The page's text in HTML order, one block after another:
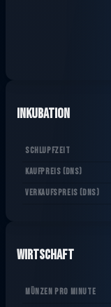
Inkubation
SCHLUPFZEIT
KAUFPREIS (DNS)
VERKAUFSPREIS (DNS)
Wirtschaft
MÜNZEN PRO MINUTE